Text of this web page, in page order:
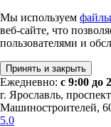
Мы используем
веб-сайте, что
пользователями и
Принять и закрыть
Ежедневно: с 9:00 до
г. Ярославль, проспект
Машиностроителей,
5.0